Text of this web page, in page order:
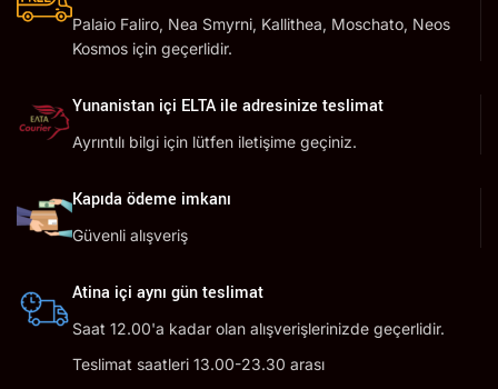
Palaio Faliro, Nea Smyrni, Kallithea, Moschato, Neos
Kosmos için geçerlidir.
Yunanistan içi ELTA ile adresinize teslimat
Ayrıntılı bilgi için lütfen iletişime geçiniz.
Kapıda ödeme imkanı
Güvenli alışveriş
Atina içi aynı gün teslimat
Saat 12.00'a kadar olan alışverişlerinizde geçerlidir.
Teslimat saatleri 13.00-23.30 arası